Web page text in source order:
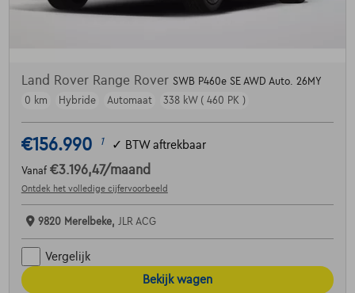
Land Rover Range Rover SWB P460e SE AWD Auto. 26MY
0 km
Hybride Automaat 338 kW ( 460 PK )
€156.990 1 ✓ BTW aftrekbaar
Vanaf €3.196,47/maand
Ontdek het volledige cijfervoorbeeld
9820 Merelbeke, JLR ACG
Vergelijk
Bekijk wagen